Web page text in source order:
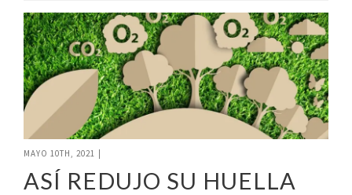
MAYO 10TH, 2021
ASÍ REDUJO SU HUELLA